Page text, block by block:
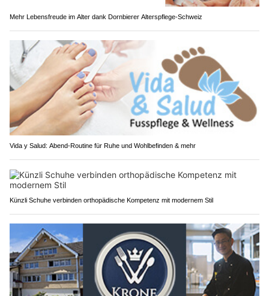
Mehr Lebensfreude im Alter dank Dornbierer Alterspflege-Schweiz
Vida y Salud: Abend-Routine für Ruhe und Wohlbefinden & mehr
Künzli Schuhe verbinden orthopädische Kompetenz mit modernem Stil